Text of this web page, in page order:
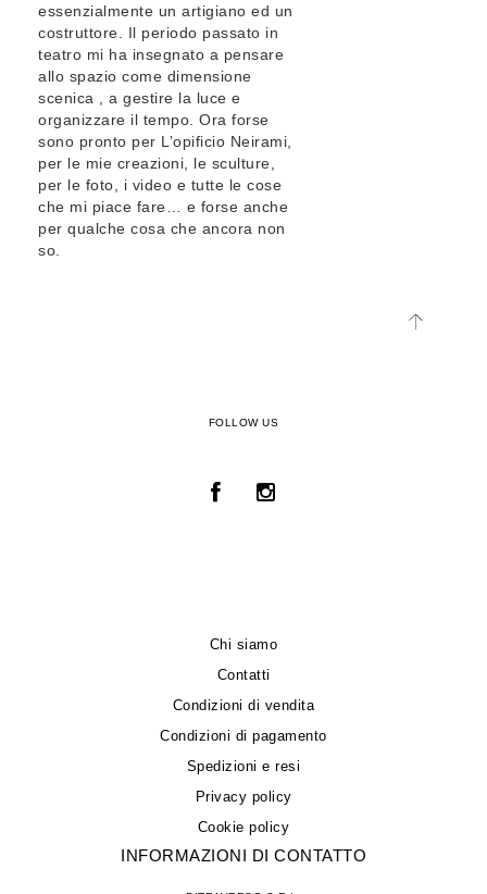
essenzialmente un artigiano ed un
costruttore. Il periodo passato in
teatro mi ha insegnato a pensare
allo spazio come dimensione
scenica , a gestire la luce e
organizzare il tempo. Ora forse
sono pronto per L’opificio Neirami,
per le mie creazioni, le sculture,
per le foto, i video e tutte le cose
che mi piace fare… e forse anche
per qualche cosa che ancora non
so.
FOLLOW US
Chi siamo
Contatti
Condizioni di vendita
Condizioni di pagamento
Spedizioni e resi
Privacy policy
Cookie policy
INFORMAZIONI DI CONTATTO